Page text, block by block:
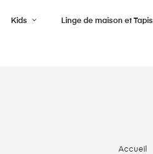
Kids Linge de maison et Tapis
Accueil